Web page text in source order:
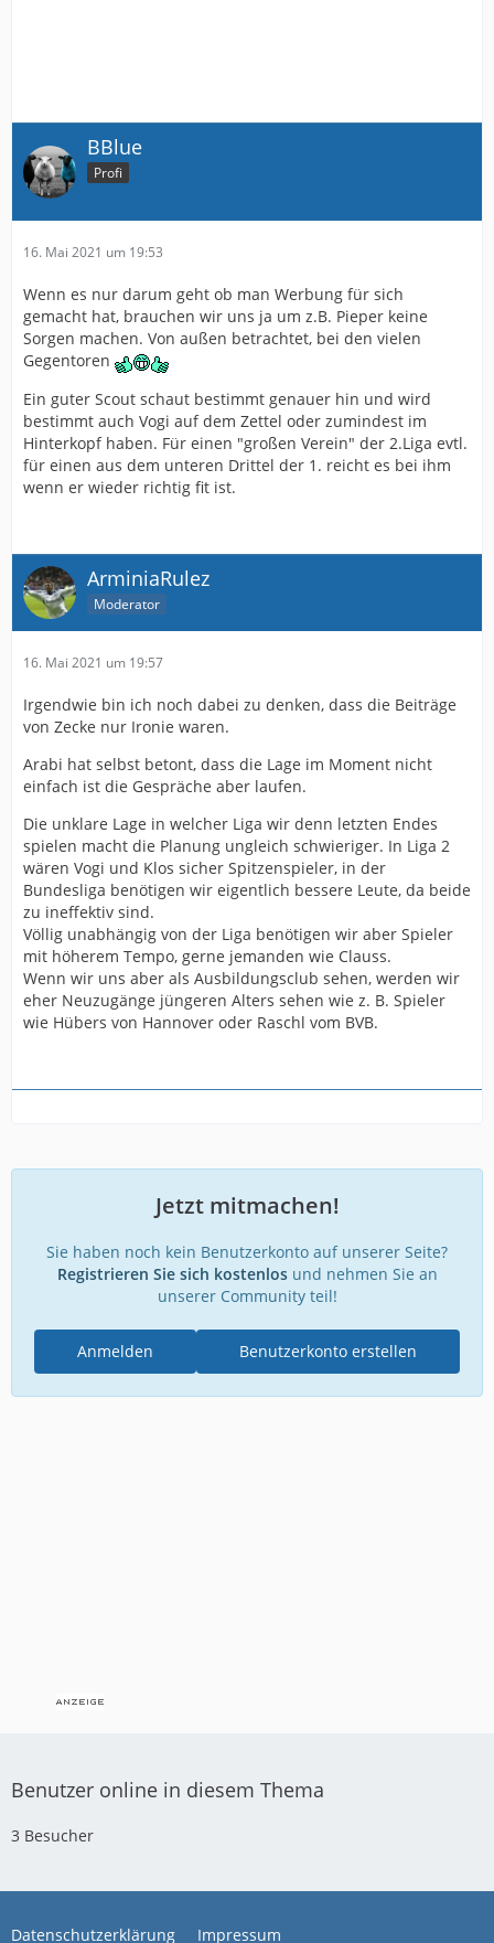
BBlue
Profi
16. Mai 2021 um 19:53
Wenn es nur darum geht ob man Werbung für sich
gemacht hat, brauchen wir uns ja um z.B. Pieper keine
Sorgen machen. Von außen betrachtet, bei den vielen
Gegentoren
Ein guter Scout schaut bestimmt genauer hin und wird
bestimmt auch Vogi auf dem Zettel oder zumindest im
Hinterkopf haben. Für einen "großen Verein" der 2.Liga evtl.
für einen aus dem unteren Drittel der 1. reicht es bei ihm
wenn er wieder richtig fit ist.
ArminiaRulez
Moderator
16. Mai 2021 um 19:57
Irgendwie bin ich noch dabei zu denken, dass die Beiträge
von Zecke nur Ironie waren.
Arabi hat selbst betont, dass die Lage im Moment nicht
einfach ist die Gespräche aber laufen.
Die unklare Lage in welcher Liga wir denn letzten Endes
spielen macht die Planung ungleich schwieriger. In Liga 2
wären Vogi und Klos sicher Spitzenspieler, in der
Bundesliga benötigen wir eigentlich bessere Leute, da beide
zu ineffektiv sind.
Völlig unabhängig von der Liga benötigen wir aber Spieler
mit höherem Tempo, gerne jemanden wie Clauss.
Wenn wir uns aber als Ausbildungsclub sehen, werden wir
eher Neuzugänge jüngeren Alters sehen wie z. B. Spieler
wie Hübers von Hannover oder Raschl vom BVB.
Jetzt mitmachen!
Sie haben noch kein Benutzerkonto auf unserer Seite?
Registrieren Sie sich kostenlosund nehmen Sie an
unserer Community teil!
Benutzerkonto erstellen
Anmelden
Benutzer online in diesem Thema
3 Besucher
Datenschutzerklärung Impressum